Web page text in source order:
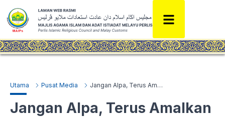
Utama Pusat Media Jangan Alpa, Terus Amalkan Gaya Hidup Sihat – Tuanku Syed Faizuddin
Jangan Alpa, Terus Amalkan